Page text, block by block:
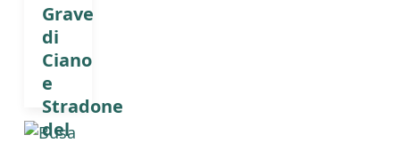
Grave
di
Ciano
e
Stradone
del